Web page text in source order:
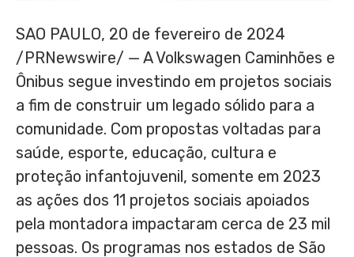
SAO PAULO, 20 de fevereiro de 2024
/PRNewswire/ — A Volkswagen Caminhões e
Ônibus segue investindo em projetos sociais
a fim de construir um legado sólido para a
comunidade. Com propostas voltadas para
saúde, esporte, educação, cultura e
proteção infantojuvenil, somente em 2023
as ações dos 11 projetos sociais apoiados
pela montadora impactaram cerca de 23 mil
pessoas. Os programas nos estados de São